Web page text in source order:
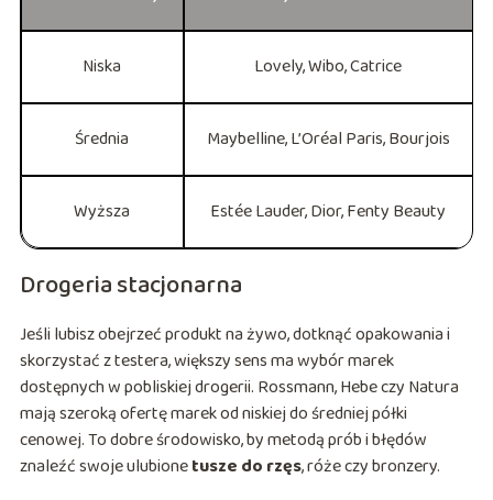
Niska Lovely, Wibo, Catrice
Średnia Maybelline, L’Oréal Paris, Bourjois
Wyższa Estée Lauder, Dior, Fenty Beauty
Drogeria stacjonarna
Jeśli lubisz obejrzeć produkt na żywo, dotknąć opakowania i
skorzystać z testera, większy sens ma wybór marek
dostępnych w pobliskiej drogerii. Rossmann, Hebe czy Natura
mają szeroką ofertę marek od niskiej do średniej półki
cenowej. To dobre środowisko, by metodą prób i błędów
znaleźć swoje ulubionetusze do rzęs, róże czy bronzery.